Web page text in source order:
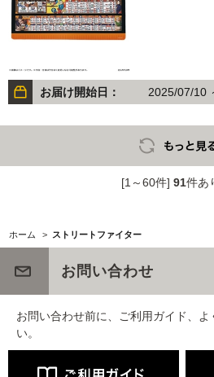
お届け開始日： 2025/07/10
[1～60件] 91件あ
ホーム > ストリートファイター
お問い合わせ
お問い合わせ前に、ご利用ガイド、
い。